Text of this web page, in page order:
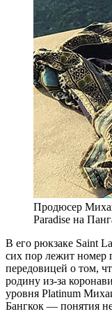
Продюсер
Paradise на
В его рюкзаке Saint
сих пор лежит номер
передовицей о том,
родину из-за
уровня Platinum
Бангкок — понятия не